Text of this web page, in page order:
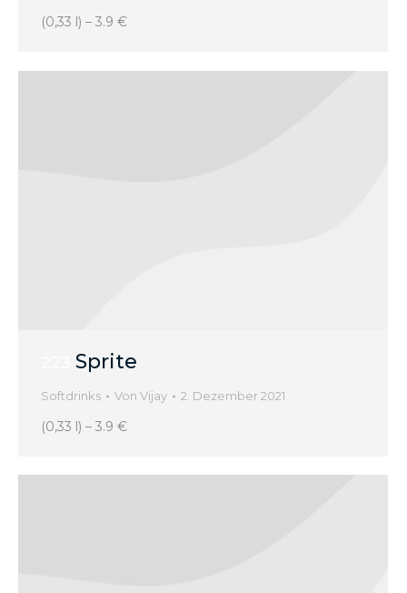
(0,33 l) – 3.9 €
Sprite
Softdrinks Von Vijay 2. Dezember 2021
(0,33 l) – 3.9 €